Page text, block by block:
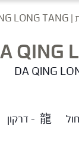
|
LONG TANG
QING
DA QING